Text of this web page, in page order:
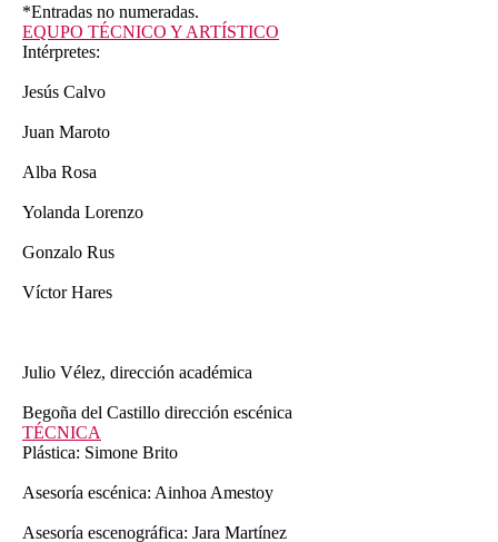
*Entradas no numeradas.
EQUPO TÉCNICO Y ARTÍSTICO
Intérpretes:
Jesús Calvo
Juan Maroto
Alba Rosa
Yolanda Lorenzo
Gonzalo Rus
Víctor Hares
Julio Vélez, dirección académica
Begoña del Castillo dirección escénica
TÉCNICA
Plástica: Simone Brito
Asesoría escénica: Ainhoa Amestoy
Asesoría escenográfica: Jara Martínez